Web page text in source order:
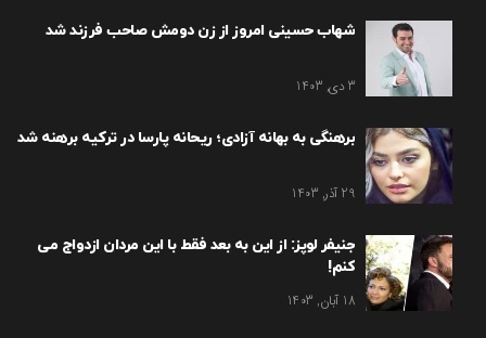
شهاب حسینی امروز از زن دومش صاحب فرزند شد
3 دی, 1403
برهنگی به بهانه آزادی؛ ریحانه پارسا در ترکیه برهنه شد
29 آذر, 1403
جنیفر لوپز: از این به بعد فقط با این مردان ازدواج می
کنم!
18 آبان, 1403